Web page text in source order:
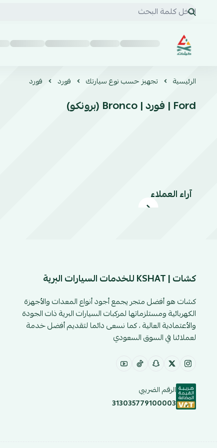
كشات | KSHAT للخدمات السيارات البرية
الرئيسية تجهيز حسب نوع سيارتك فورد فورد
Ford | فورد | Bronco (برونكو)
آراء العملاء
كشات | KSHAT للخدمات السيارات البرية
كشات هو أفضل متجر يجمع أجود أنواع المعدات والأجهزة
الكهربائية ومستلزماتها لمركبات السيارات البرية ذات الجودة
والأعتمادية العالية ، كما نسعى دائما لتقديم أفضل خدمة
لعملائنا في السوق السعودي
الرقم الضريبي
313035779100003